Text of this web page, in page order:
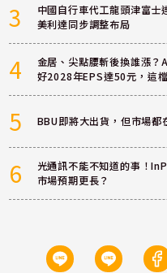
3
中國自行車代工龍頭津富
美利達同步調整布局
4
金居、尖點腰斬後換誰漲？
好2028年EPS達50元，這
5 BBU即將大出貨，但市場都
6
光通訊不能不知道的事！
市場預期更長？